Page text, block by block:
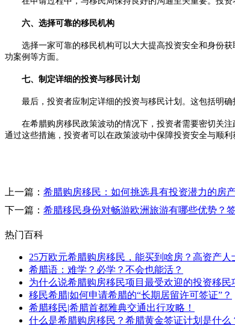
六、选择可靠的移民机构
选择一家可靠的移民机构可以大大提高投资安全和身份获
功案例等方面。
七、制定详细的投资与移民计划
最后，投资者应制定详细的投资与移民计划。这包括明确
在希腊购房移民政策波动的情况下，投资者需要密切关注
通过这些措施，投资者可以在政策波动中保障投资安全与顺利
上一篇： 希腊购房移民：如何挑选具有投资潜力的房
下一篇： 希腊移民身份对畅游欧洲旅游有哪些优势？
热门百科
25万欧元希腊购房移民，能买到啥房？高资产人
希腊语：难学？必学？不会也能活？
为什么说希腊购房移民项目最受欢迎的投资移民
移民希腊|如何申请希腊的“长期居留许可签证”？
希腊移民|希腊首都雅典交通出行攻略！
什么是希腊购房移民？希腊黄金签证计划是什么